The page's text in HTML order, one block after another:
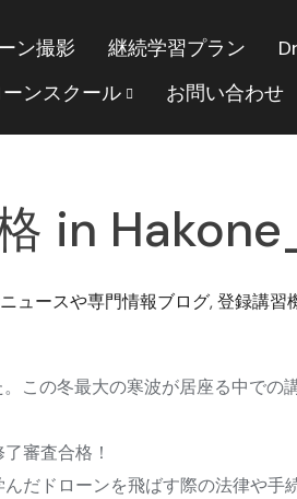
ン撮影 継続学習プラン
ンスクール お問い合わせ
in
ュースや専門情報ブログ,登録講習
この冬最大の寒波が居座る中での
審査合格！
だドローンを飛ばす際の法律や手